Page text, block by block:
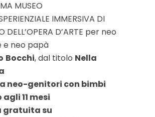
MUSEO
IMMERSIVA DI
DELL’OPERA D’ARTE per neo
e neo papà
Bocchi, dal titolo Nella
neo-genitori con bimbi
11 mesi
su